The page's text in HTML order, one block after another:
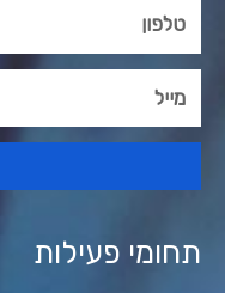
תחומי פעילות